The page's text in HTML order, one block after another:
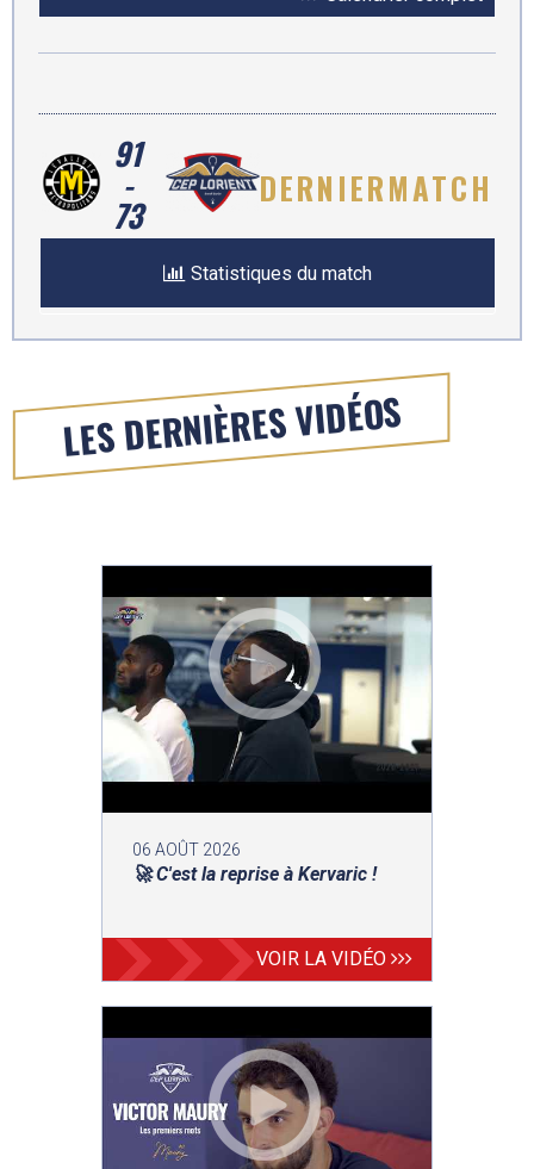
DERNIERMATCH
91
-
73
Statistiques du match
LES DERNIÈRES VIDÉOS
06 AOÛT 2026
🚀 C'est la reprise à Kervaric !
VOIR LA VIDÉO